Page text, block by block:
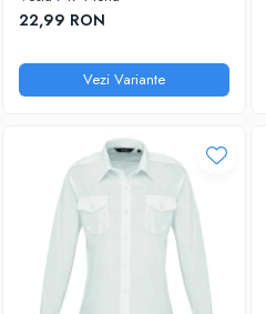
JACHETE DE LUCRU
PANTALONI DE LUCRU
JACHETE VATUITE
INDUSTRIA ALIMENTARA
GENUNCHIERE
IMBRACAMINTE ANTICHIMICA |
MULTIRISC
CAMASI
FESURI, SEPCI, CAPISOANE
22,99 RON
Vezi Variante